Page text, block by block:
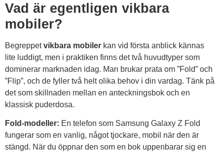
Vad är egentligen vikbara
mobiler?
Begreppetvikbara mobiler kan vid första anblick kännas
lite luddigt, men i praktiken finns det två huvudtyper som
dominerar marknaden idag. Man brukar prata om ”Fold” och
”Flip”, och de fyller två helt olika behov i din vardag. Tänk på
det som skillnaden mellan en anteckningsbok och en
klassisk puderdosa.
Fold-modeller: En telefon som Samsung Galaxy Z Fold
fungerar som en vanlig, något tjockare, mobil när den är
stängd. När du öppnar den som en bok uppenbarar sig en